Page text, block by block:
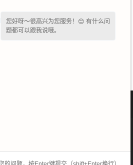
2019-06-12
新乡市奥华数控设备有限公
号-1
您好呀～很高兴为您服务！😊 有什么问
题都可以跟我说哦。